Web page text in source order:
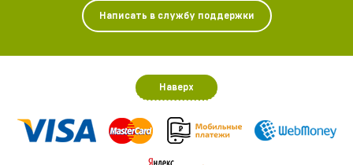
Написать в службу поддержки
Наверх